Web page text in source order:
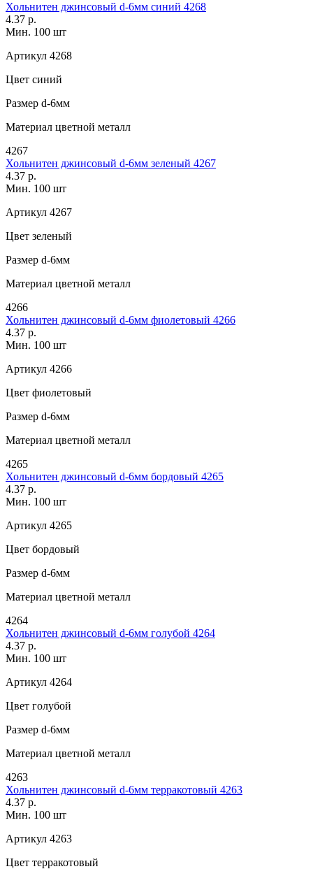
Хольнитен джинсовый d-6мм синий 4268
4.37 р.
Мин. 100 шт
Артикул 4268
Цвет синий
Размер d-6мм
Материал цветной металл
4267
Хольнитен джинсовый d-6мм зеленый 4267
4.37 р.
Мин. 100 шт
Артикул 4267
Цвет зеленый
Размер d-6мм
Материал цветной металл
4266
Хольнитен джинсовый d-6мм фиолетовый 4266
4.37 р.
Мин. 100 шт
Артикул 4266
Цвет фиолетовый
Размер d-6мм
Материал цветной металл
4265
Хольнитен джинсовый d-6мм бордовый 4265
4.37 р.
Мин. 100 шт
Артикул 4265
Цвет бордовый
Размер d-6мм
Материал цветной металл
4264
Хольнитен джинсовый d-6мм голубой 4264
4.37 р.
Мин. 100 шт
Артикул 4264
Цвет голубой
Размер d-6мм
Материал цветной металл
4263
Хольнитен джинсовый d-6мм терракотовый 4263
4.37 р.
Мин. 100 шт
Артикул 4263
Цвет терракотовый